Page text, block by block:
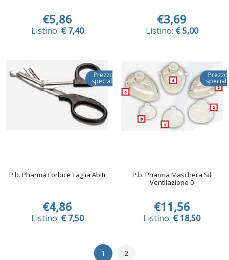
€5,86
Listino: € 7,40
€3,69
Listino: € 5,00
Prezzo
speciale
P.b. Pharma Forbice Taglia Abiti
€4,86
Listino: € 7,50
Prezzo
P.b. Pharma Maschera Sil
Ventilazione 0
€11,56
Listino: € 18,50
1 2